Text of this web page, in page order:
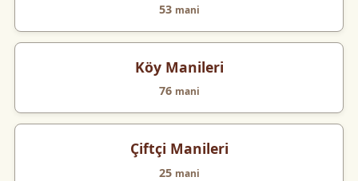
53 mani
Köy Manileri
76 mani
Çiftçi Manileri
25 mani